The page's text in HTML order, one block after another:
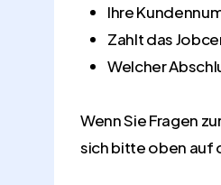
Ihre
Zahlt das
Welcher
Wenn Sie Fragen
sich bitte oben auf